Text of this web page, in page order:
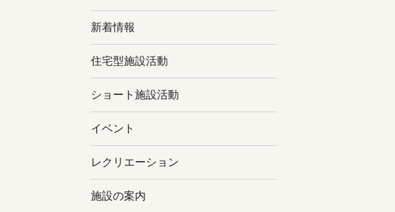
新着情報
住宅型施設活動
ショート施設活動
イベント
レクリエーション
施設の案内